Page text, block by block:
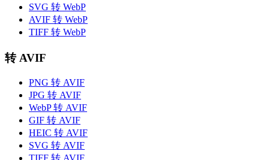
SVG 转 WebP
AVIF 转 WebP
TIFF 转 WebP
转 AVIF
PNG 转 AVIF
JPG 转 AVIF
WebP 转 AVIF
GIF 转 AVIF
HEIC 转 AVIF
SVG 转 AVIF